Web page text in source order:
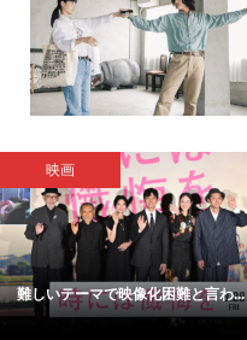
映画
難しいテーマで映像化困難と言わ...